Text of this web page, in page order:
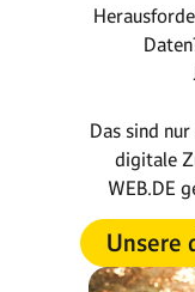
Das sind
digitale
WEB.DE
Unsere